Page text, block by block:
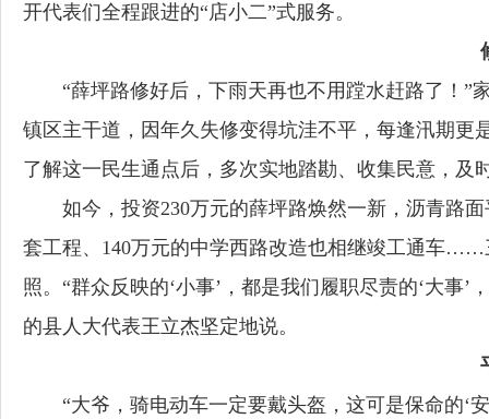
开代表们全程跟进的“店小二”式服务。
“薛坪路修好后，下雨天再也不用蹚水赶路了！
镇区主干道，因年久失修变得坑洼不平，每逢汛期
了解这一民生通点后，多次实地踏勘、收集民意，
如今，投资230万元的薛坪路焕然一新，沥青路
套工程、140万元的中学西路改造也相继竣工通车
照。“群众反映的‘小事’，都是我们履职尽责的‘大事
的县人大代表王立杰坚定地说。
“大爷，骑电动车一定要戴头盔，这可是保命的‘